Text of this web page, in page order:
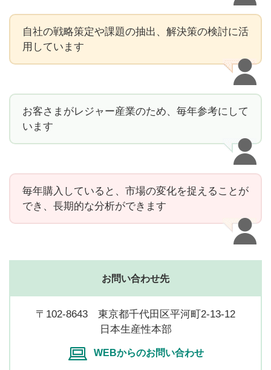
自社の戦略策定や課題の抽出、解決策の検討に活
用しています
お客さまがレジャー産業のため、毎年参考にして
います
毎年購入していると、市場の変化を捉えることが
でき、長期的な分析ができます
お問い合わせ先
〒102-8643 東京都千代田区平河町2-13-12
日本生産性本部
WEBからのお問い合わせ